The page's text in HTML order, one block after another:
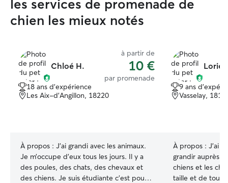
les services de promenade de
chien les mieux notés
Chloé H.
à partir de
10 €
par promenade
18 ans d'expérience
Les Aix-d'Angillon, 18220
À propos : J’ai grandi avec les animaux.
Je m’occupe d’eux tous les jours. Il y a
des poules, des chats, des chevaux et
des chiens. Je suis étudiante c’est pour
Lorie
9 ans
Vasselay,
À propos : J'ai
grandir auprès
chiens et les
taille et de tout